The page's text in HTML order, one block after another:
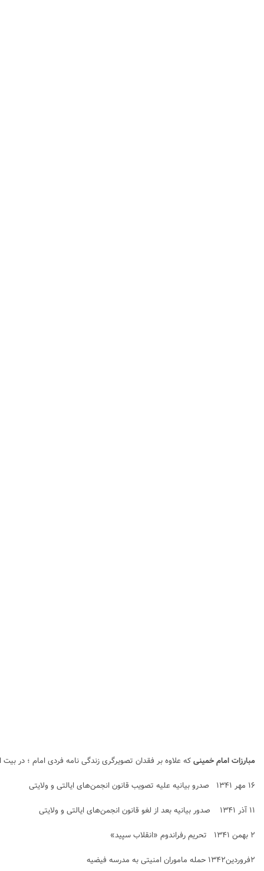
مبارزات امام خمینیکه علاوه بر فقدان تصویرگری زندگی نامه فردی امام ؛ در
۱۶ مهر ۱۳۴۱ صدرو بیانیه علیه تصویب قانون انجمن‌های ایالتی و ولایتی
۱۱ آذر ۱۳۴۱ صدور بیانیه بعد از لغو قانون انجمن‌های ایالتی و ولایتی
۲ بهمن ۱۳۴۱ تحریم رفراندوم «انقلاب سپید»
۲فروردین۱۳۴۲ حمله ماموران امنیتی به مدرسه فیضیه